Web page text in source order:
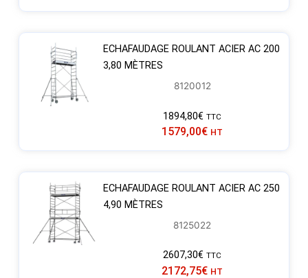
ECHAFAUDAGE ROULANT ACIER AC 200
3,80 MÈTRES
8120012
1894,80€ TTC
1579,00€ HT
ECHAFAUDAGE ROULANT ACIER AC 250
4,90 MÈTRES
8125022
2607,30€ TTC
2172,75€ HT